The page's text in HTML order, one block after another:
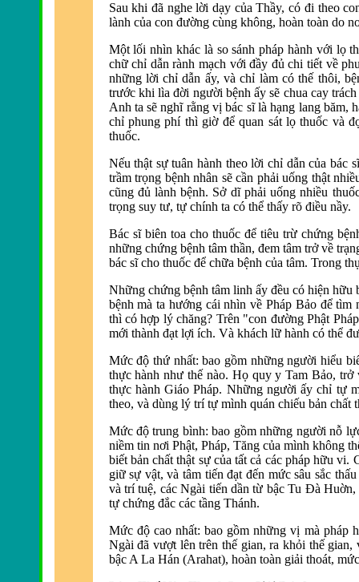
Sau khi đã nghe lời dạy của Thầy, có đi theo
lành của con đường cùng không, hoàn toàn do
Một lối nhìn khác là so sánh pháp hành với lọ
chữ chỉ dẫn rành mạch với đầy đủ chi tiết về
những lời chỉ dẫn ấy, và chỉ làm có thế thôi,
trước khi lìa đời người bệnh ấy sẽ chua cay
Anh ta sẽ nghĩ rằng vị bác sĩ là hạng lang
chỉ phung phí thì giờ để quan sát lọ thuốc và
thuốc.
Nếu thật sự tuân hành theo lời chỉ dẫn của bác
trầm trọng bệnh nhân sẽ cần phải uống thật
cũng đủ lành bệnh. Sở dĩ phải uống nhiều
trọng suy tư, tự chính ta có thể thấy rõ điều nầy.
Bác sĩ biên toa cho thuốc để tiêu trừ chứng
những chứng bệnh tâm thần, đem tâm trở về
bác sĩ cho thuốc để chữa bệnh của tâm. Trong
Những chứng bệnh tâm linh ấy đều có hiện hữu
bệnh mà ta hướng cái nhìn về Pháp Bảo để
thì có hợp lý chăng? Trên "con đường Phật
mới thành đạt lợi ích. Và khách lữ hành có thể
Mức độ thứ nhất: bao gồm những người hiểu
thực hành như thế nào. Họ quy y Tam Bảo, trở
thực hành Giáo Pháp. Những người ấy chỉ tự
theo, và dùng lý trí tự mình quán chiếu bản
Mức độ trung bình: bao gồm những người nỗ
niềm tin nơi Phật, Pháp, Tăng của mình không
biết bản chất thật sự của tất cả các pháp hữu
giữ sự vật, và tâm tiến đạt đến mức sâu sắc
và trí tuệ, các Ngài tiến dần từ bậc Tu Ðà
tự chứng đắc các tầng Thánh.
Mức độ cao nhất: bao gồm những vị mà pháp
Ngài đã vượt lên trên thế gian, ra khỏi thế
bậc A La Hán (Arahat), hoàn toàn giải thoát,